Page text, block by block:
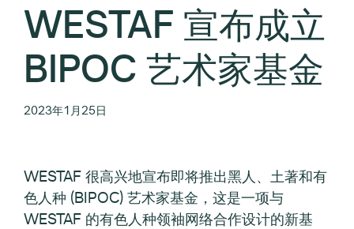
WESTAF 宣布成立
BIPOC 艺术家基金
2023年1月25日
WESTAF 很高兴地宣布即将推出黑人、土著和有
色人种 (BIPOC) 艺术家基金，这是一项与
WESTAF 的有色人种领袖网络合作设计的新基